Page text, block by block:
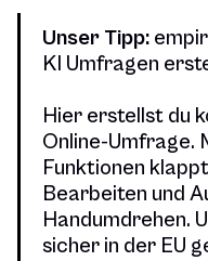
Unser Tipp:
KI Umfragen
Hier erstellst du
Online-Umfrage.
Funktionen
Bearbeiten und
Handumdrehen.
sicher in der EU